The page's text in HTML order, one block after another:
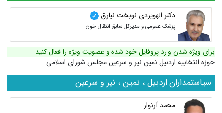
دکتر الهویردی نوبخت نیارق
پزشک عمومی و مدیرکل سابق انتقال خون
برای ویژه شدن وارد پروفایل خود شده و عضویت ویژه را فعال کنید
حوزه انتخابیه اردبیل نمین نیر و سرعین مجلس شورای اسلامی
سیاستمداران اردبیل ، نمین ، نیر و سرعین
محمد آرنوار